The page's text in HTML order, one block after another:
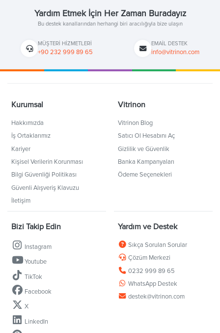
Yardım Etmek İçin Her Zaman Buradayız
Bu destek kanallarından herhangi biri aracılığıyla bize ulaşın
MÜŞTERI HIZMETLERI
+90 232 999 89 65
EMAIL DESTEK
info@vitrinon.com
Kurumsal
Hakkımızda
İş Ortaklarımız
Kariyer
Kişisel Verilerin Korunması
Bilgi Güvenliği Politikası
Güvenli Alışveriş Klavuzu
İletişim
Vitrinon
Vitrinon Blog
Satıcı Ol Hesabını Aç
Gizlilik ve Güvenlik
Banka Kampanyaları
Ödeme Seçenekleri
Bizi Takip Edin
Instagram
Youtube
TikTok
Facebook
X
LinkedIn
Yardım ve Destek
Sıkça Sorulan Sorular
Çözüm Merkezi
0232 999 89 65
WhatsApp Destek
destek@vitrinon.com